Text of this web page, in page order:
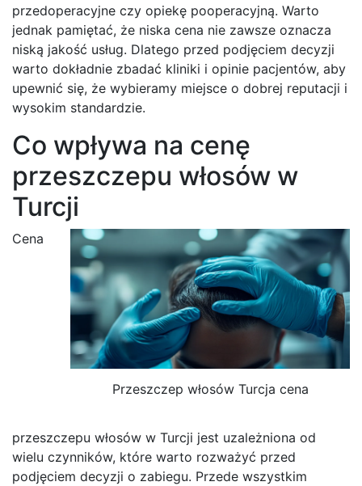
przedoperacyjne czy opiekę pooperacyjną. Warto
jednak pamiętać, że niska cena nie zawsze oznacza
niską jakość usług. Dlatego przed podjęciem decyzji
warto dokładnie zbadać kliniki i opinie pacjentów, aby
upewnić się, że wybieramy miejsce o dobrej reputacji i
wysokim standardzie.
Co wpływa na cenę
przeszczepu włosów w
Turcji
Przeszczep włosów Turcja cena
Cena
przeszczepu włosów w Turcji jest uzależniona od
wielu czynników, które warto rozważyć przed
podjęciem decyzji o zabiegu. Przede wszystkim